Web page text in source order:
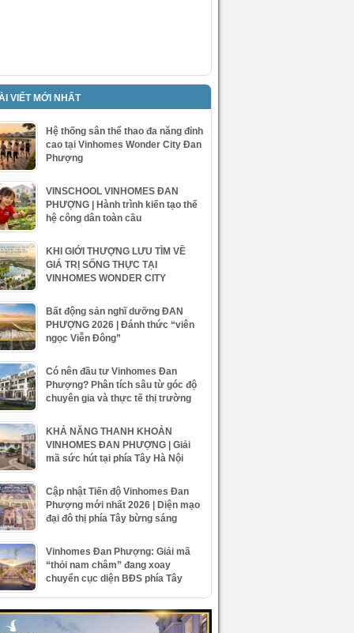
VIẾT MỚI NHẤT
Hệ thống sân thể thao đa năng đỉnh
cao tại Vinhomes Wonder City Đan
Phượng
VINSCHOOL VINHOMES ĐAN
PHƯỢNG | Hành trình kiến tạo thế
hệ công dân toàn cầu
KHI GIỚI THƯỢNG LƯU TÌM VỀ
GIÁ TRỊ SỐNG THỰC TẠI
VINHOMES WONDER CITY
Bất động sản nghĩ dưỡng ĐAN
PHƯỢNG 2026 | Đánh thức “viên
ngọc Viễn Đông”
Có nên đầu tư Vinhomes Đan
Phượng? Phân tích sâu từ góc độ
chuyên gia và thực tế thị trường
KHẢ NĂNG THANH KHOẢN
VINHOMES ĐAN PHƯỢNG | Giải
mã sức hút tại phía Tây Hà Nội
Cập nhật Tiến độ Vinhomes Đan
Phượng mới nhất 2026 | Diện mạo
đại đô thị phía Tây bừng sáng
Vinhomes Đan Phượng: Giải mã
“thỏi nam châm” đang xoay
chuyển cục diện BĐS phía Tây